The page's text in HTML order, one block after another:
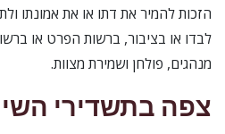
הזכות להמיר את דתו או את אמונתו
לבדו או בציבור, ברשות הפרט או
מנהגים, פולחן ושמירת מצוות.
צפה בתשדירי